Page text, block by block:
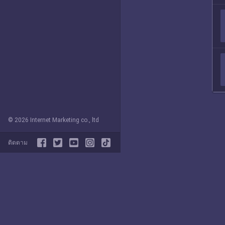
© 2026 Internet Marketing co., ltd
ติดตาม